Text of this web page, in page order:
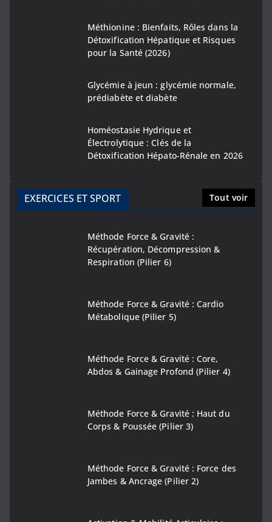
Méthionine : Bienfaits, Rôles dans la
Détoxification Hépatique et Risques
pour la Santé (2026)
Glycémie à jeun : glycémie normale,
prédiabète et diabète
Homéostasie Hydrique et
Électrolytique : Clés de la
Détoxification Hépato-Rénale en 2026
EXERCICES ET SPORT Tout voir
Méthode Force & Gravité :
Récupération, Décompression &
Respiration (Pilier 6)
Méthode Force & Gravité : Cardio
Métabolique (Pilier 5)
Méthode Force & Gravité : Core,
Abdos & Gainage Profond (Pilier 4)
Méthode Force & Gravité : Haut du
Corps & Poussée (Pilier 3)
Méthode Force & Gravité : Force des
Jambes & Ancrage (Pilier 2)